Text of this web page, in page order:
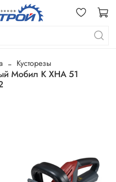
Кусторезы
Мобил К ХНА 51